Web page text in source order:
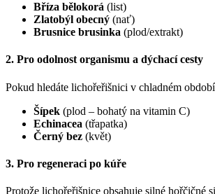
Bříza bělokorá (list)
Zlatobýl obecný (nať)
Brusnice brusinka (plod/extrakt)
2. Pro odolnost organismu a dýchací cesty
Pokud hledáte lichořeřišnici v chladném
Šípek (plod – bohatý na vitamin C)
Echinacea (třapatka)
Černý bez (květ)
3. Pro regeneraci po kúře
Protože lichořeřišnice obsahuje silné